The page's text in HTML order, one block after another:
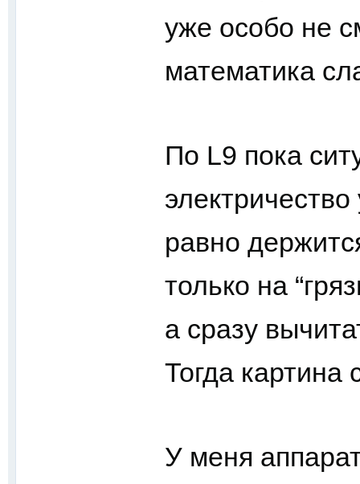
уже особо не
математика
По L9 пока
равно
только на
а сразу
Тогда картина
У меня